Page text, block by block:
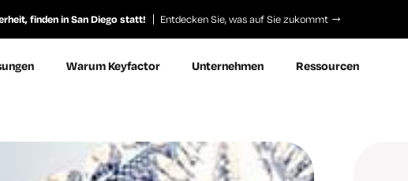
finden in San Diego statt! Entdecken Sie, was auf Sie zukommt
Warum Keyfactor Unternehmen Ressourcen